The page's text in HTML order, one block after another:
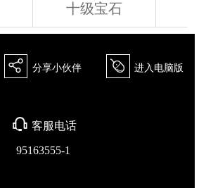
十级宝石
򰀂 分享小伙伴 򰀄 进入电脑版
򰀃 客服电话
95163555-1